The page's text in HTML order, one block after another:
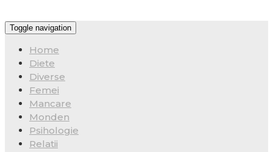
Toggle navigation
Home
Diete
Diverse
Femei
Mancare
Monden
Psihologie
Relatii